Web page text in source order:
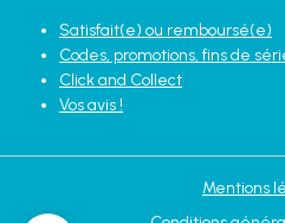
Satisfait(e) ou remboursé(e)
Codes, promotions, fins de
Click and Collect
Vos avis !
Mentions